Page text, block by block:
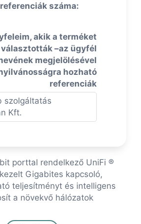
száma:
akik a terméket
választották –az ügyfél
megjelölésével
hozható
referenciák
szolgáltatás
Kft.
porttal rendelkező UniFi ®
Gigabites kapcsoló,
teljesítményt és intelligens
a növekvő hálózatok